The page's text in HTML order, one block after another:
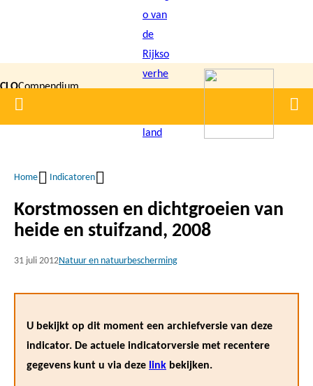
inhoud
gaan
CLOCompendium
voor de
Home
Kruimelpad
Home Indicatoren
Korstmossen en dichtgroeien van
heide en stuifzand, 2008
31 juli 2012Natuur en natuurbescherming
U bekijkt op dit moment een archiefversie van deze
indicator. De actuele indicatorversie met recentere
gegevens kunt u via deze link bekijken.